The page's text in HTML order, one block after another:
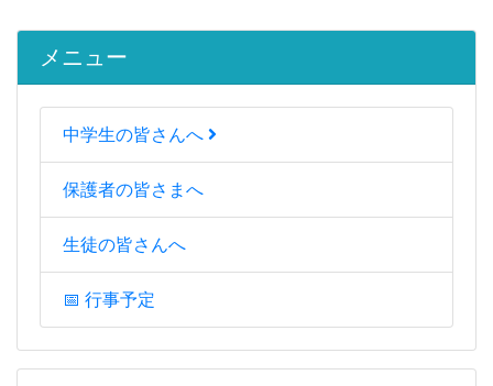
メニュー
中学生の皆さんへ
保護者の皆さまへ
生徒の皆さんへ
📅 行事予定